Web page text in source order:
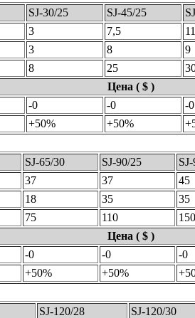
SJ-30/25 SJ-45/25
3 7,5 11
3 8 9
8 25
Цена ( $ )
-0 -0 -0
+50% +50%
SJ-65/30 SJ-90/25
37 37 45
18 35 35
75 110 150
Цена ( $ )
-0 -0 -0
+50% +50%
SJ-120/28 SJ-120/30